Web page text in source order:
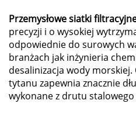
Przemysłowe siatki
precyzji i o wysokiej
odpowiednie do surowych
branżach jak inżynieria
desalinizacja wody
tytanu zapewnia znacznie
wykonane z drutu